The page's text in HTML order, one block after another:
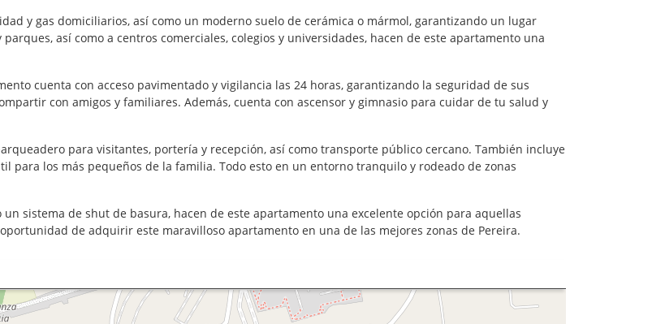
y gas domiciliarios, así como un moderno suelo de cerámica o mármol, garantizando un lugar
así como a centros comerciales, colegios y universidades, hacen de este apartamento una
cuenta con acceso pavimentado y vigilancia las 24 horas, garantizando la seguridad de sus
con amigos y familiares. Además, cuenta con ascensor y gimnasio para cuidar de tu salud y
para visitantes, portería y recepción, así como transporte público cercano. También incluye
para los más pequeños de la familia. Todo esto en un entorno tranquilo y rodeado de zonas
sistema de shut de basura, hacen de este apartamento una excelente opción para aquellas
de adquirir este maravilloso apartamento en una de las mejores zonas de Pereira.